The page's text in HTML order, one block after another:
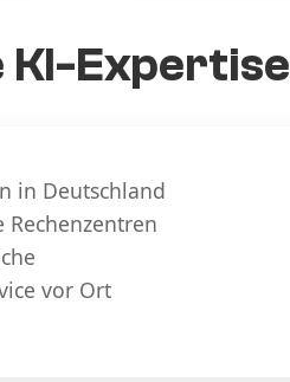
in Deutschland
Rechenzentren
vor Ort